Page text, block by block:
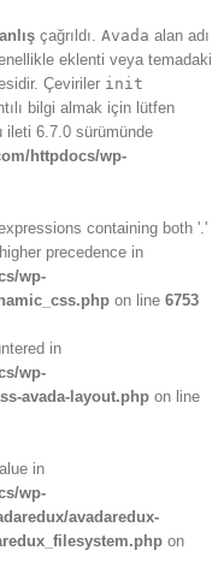
çağrıldı. Avada alan adı
eklenti veya temadaki
Çeviriler init
bilgi almak için lütfen
ileti 6.7.0 sürümünde
httpdocs/wp-
containing both '.'
precedence in
wp-
on line 6753
in
wp-
avada-layout.php on line
in
wp-
avadaredux-
on